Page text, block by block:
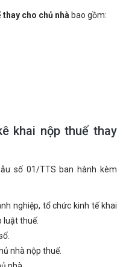
thay cho chủ nhà bao gồm:
khai nộp thuế thay
số 01/TTS ban hành kèm
nghiệp, tổ chức kinh tế khai
luật thuế.
nhà nộp thuế.